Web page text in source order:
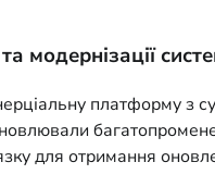
модернізації
платформу з
для отримання